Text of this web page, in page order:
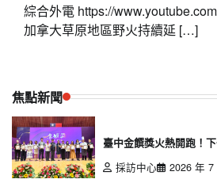
綜合外電 https://
加拿大草原地區野火持續延 […]
焦點新聞
臺中金饌獎火熱開跑！
採訪中心
2026 年 7